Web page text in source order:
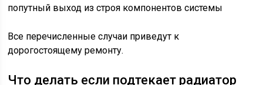
попутный выход из строя компонентов системы
Все перечисленные случаи приведут к
дорогостоящему ремонту.
Что делать если подтекает радиатор